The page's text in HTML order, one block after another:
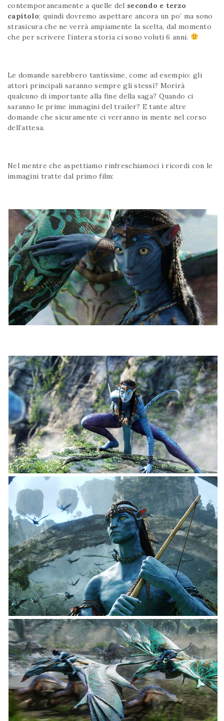
contemporaneamente a quelle del secondo e terzo
capitolo; quindi dovremo aspettare ancora un po’ ma sono
strasicura che ne verrà ampiamente la scelta, dal momento
che per scrivere l’intera storia ci sono voluti 6 anni.
Le domande sarebbero tantissime, come ad esempio: gli
attori principali saranno sempre gli stessi? Morirà
qualcuno di importante alla fine della saga? Quando ci
saranno le prime immagini del trailer? E tante altre
domande che sicuramente ci verranno in mente nel corso
dell’attesa.
Nel mentre che aspettiamo rinfreschiamoci i ricordi con le
immagini tratte dal primo film: